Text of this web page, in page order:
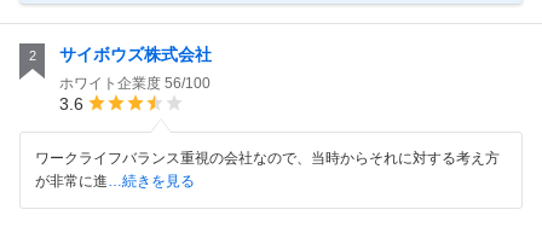
2 サイボウズ株式会社
ホワイト企業度 56/100
3.6
ワークライフバランス重視の会社なので、当時からそれに対する考え方
が非常に進…続きを見る